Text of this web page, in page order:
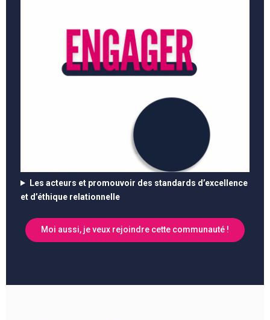
Les acteurs et promouvoir des standards d’excellence
et d’éthique relationnelle
Moi aussi, je veux rejoindre cette communauté !